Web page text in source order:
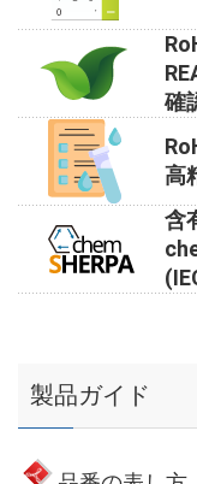
確
高
含
製品ガイド